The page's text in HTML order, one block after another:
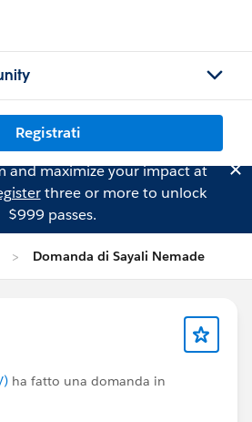
Registrati
and maximize your impact at
three or more to unlock
$999 passes.
Domanda di Sayali Nemade
ha fatto una domanda in